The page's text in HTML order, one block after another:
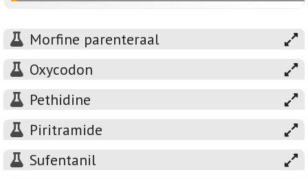
Morfine parenteraal
Oxycodon
Pethidine
Piritramide
Sufentanil